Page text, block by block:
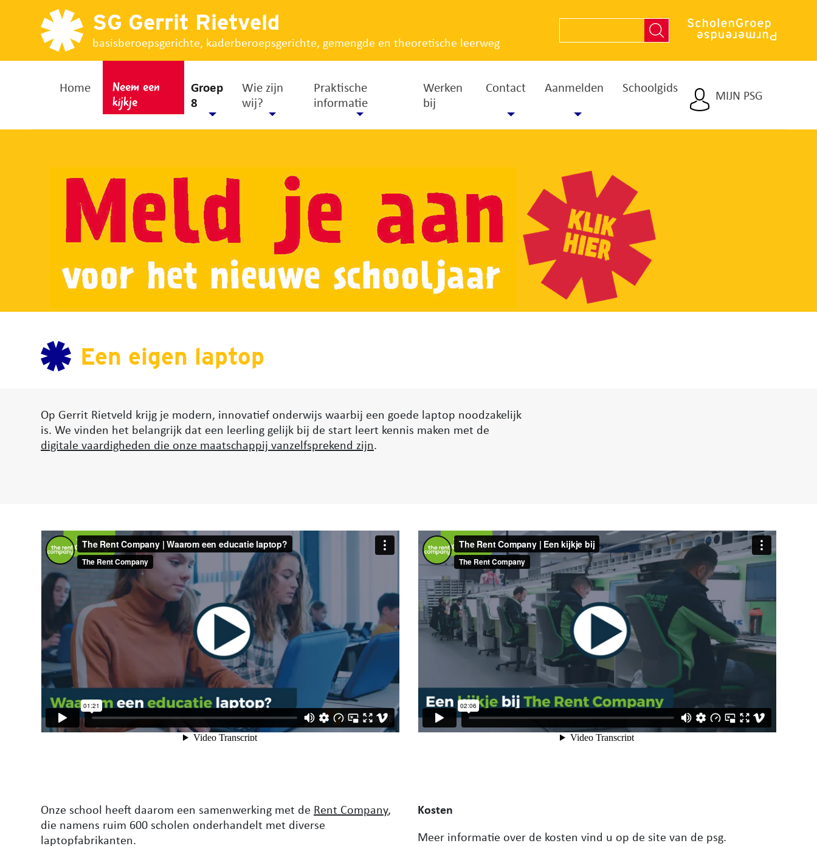
SG Gerrit Rietveld
basisberoepsgerichte, kaderberoepsgerichte, gemengde en theoretische leerweg
Home
Neem een
kijkje
Groep
8
Wie zijn
wij?
Praktische
informatie
Werken
bij
Contact Aanmelden Schoolgids MIJN PSG
Een eigen laptop
Op Gerrit Rietveld krijg je modern, innovatief onderwijs waarbij een goede laptop noodzakelijk
is. We vinden het belangrijk dat een leerling gelijk bij de start leert kennis maken met de
digitale vaardigheden die onze maatschappij vanzelfsprekend zijn.
Onze school heeft daarom een samenwerking met de Rent Company,
die namens ruim 600 scholen onderhandelt met diverse
laptopfabrikanten.
Kosten
Meer informatie over de kosten vind u op de site van de psg.